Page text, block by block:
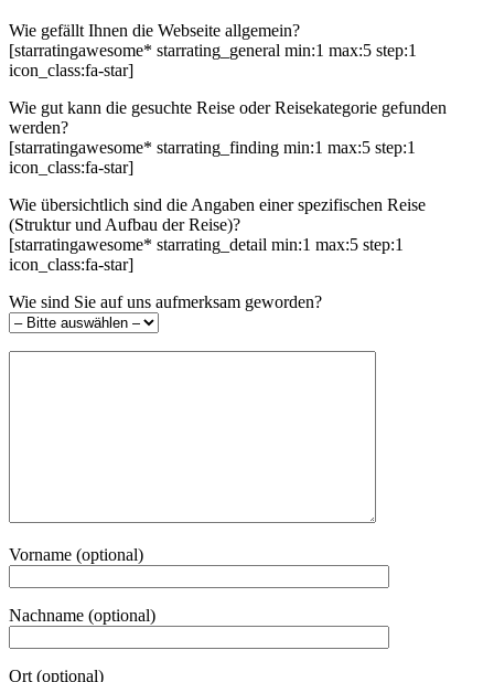
Wie gefällt Ihnen die Webseite allgemein?
[starratingawesome* starrating_general min:1 max:5 step:1
icon_class:fa-star]
Wie gut kann die gesuchte Reise oder Reisekategorie gefunden
werden?
[starratingawesome* starrating_finding min:1 max:5 step:1
icon_class:fa-star]
Wie übersichtlich sind die Angaben einer spezifischen Reise
(Struktur und Aufbau der Reise)?
[starratingawesome* starrating_detail min:1 max:5 step:1
icon_class:fa-star]
Wie sind Sie auf uns aufmerksam geworden?
Vorname (optional)
Nachname (optional)
Ort (optional)